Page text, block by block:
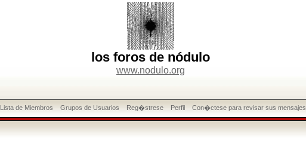
los foros de nódulo
www.nodulo.org
Lista de Miembros Grupos de Usuarios Reg�strese Perfil Con�ctese para revisar sus mensajes